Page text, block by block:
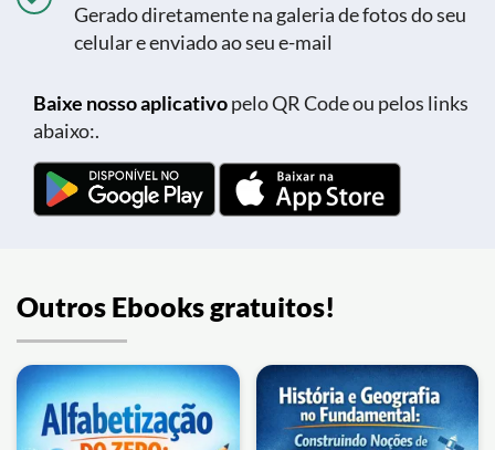
Gerado diretamente na galeria de fotos do seu
celular e enviado ao seu e-mail
Baixe nosso aplicativopelo QR Code ou pelos links
abaixo:.
Outros Ebooks gratuitos!